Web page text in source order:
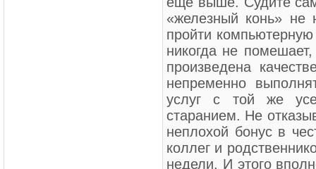
«железный конь» не
пройти
никогда не
произведена
непременно
услуг с той же
старанием. Не
неплохой бонус в
коллег и
недели. И этого